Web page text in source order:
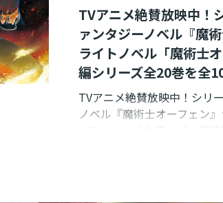
TVアニメ絶賛放映中！
ァンタジーノベル『魔
ライトノベル「魔術士
編シリーズ全20巻を全
TVアニメ絶賛放映中！シリ
ノベル『魔術士オーフェン